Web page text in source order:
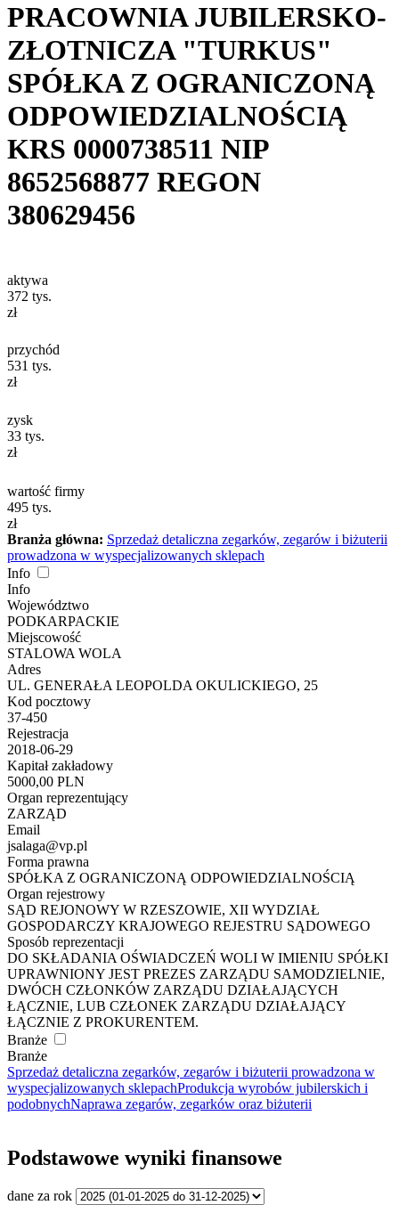
PRACOWNIA JUBILERSKO-
ZŁOTNICZA "TURKUS"
SPÓŁKA Z OGRANICZONĄ
ODPOWIEDZIALNOŚCIĄ
KRS 0000738511 NIP
8652568877 REGON
380629456
aktywa
372 tys.
zł
przychód
531 tys.
zł
zysk
33 tys.
zł
wartość firmy
495 tys.
zł
Branża główna: Sprzedaż detaliczna zegarków, zegarów i biżuterii
prowadzona w wyspecjalizowanych sklepach
Info
Info
Województwo
PODKARPACKIE
Miejscowość
STALOWA WOLA
Adres
UL. GENERAŁA LEOPOLDA OKULICKIEGO, 25
Kod pocztowy
37-450
Rejestracja
2018-06-29
Kapitał zakładowy
5000,00 PLN
Organ reprezentujący
ZARZĄD
Email
jsalaga@vp.pl
Forma prawna
SPÓŁKA Z OGRANICZONĄ ODPOWIEDZIALNOŚCIĄ
Organ rejestrowy
SĄD REJONOWY W RZESZOWIE, XII WYDZIAŁ
GOSPODARCZY KRAJOWEGO REJESTRU SĄDOWEGO
Sposób reprezentacji
DO SKŁADANIA OŚWIADCZEŃ WOLI W IMIENIU SPÓŁKI
UPRAWNIONY JEST PREZES ZARZĄDU SAMODZIELNIE,
DWÓCH CZŁONKÓW ZARZĄDU DZIAŁAJĄCYCH
ŁĄCZNIE, LUB CZŁONEK ZARZĄDU DZIAŁAJĄCY
ŁĄCZNIE Z PROKURENTEM.
Branże
Branże
Sprzedaż detaliczna zegarków, zegarów i biżuterii prowadzona w
wyspecjalizowanych sklepachProdukcja wyrobów jubilerskich i
podobnychNaprawa zegarów, zegarków oraz biżuterii
Podstawowe wyniki finansowe
dane za rok